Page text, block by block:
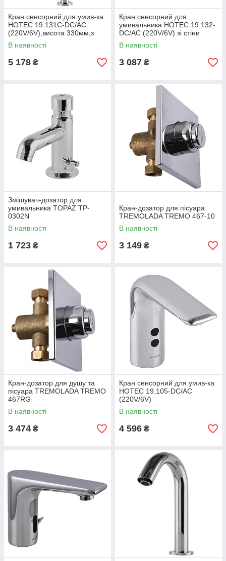
Кран сенсорний для умив-ка
HOTEC 19.131C-DC/AC
(220V/6V),висота 330мм,з
трансформатором,латунь
Cold
В наявності
5 178 ₴
Кран сенсорний для
умивальника HOTEC 19.132-
DC/AC (220V/6V) зі стіни
220мм,з
трансформатором,SUS304,
В наявності
3 087 ₴
Змішувач-дозатор для
умивальника TOPAZ TP-
0302N
В наявності
1 723 ₴
Кран-дозатор для пісуара
TREMOLADA ТREMO 467-10
В наявності
3 149 ₴
Кран-дозатор для душу та
пісуара TREMOLADA ТREMO
467RG
В наявності
3 474 ₴
Кран сенсорний для умив-ка
HOTEC 19.105-DC/AC
(220V/6V)
В наявності
4 596 ₴